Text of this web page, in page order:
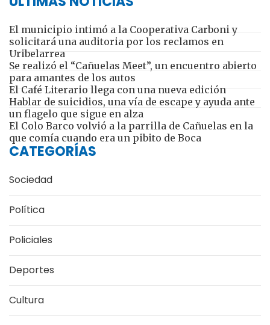
El municipio intimó a la Cooperativa Carboni y
solicitará una auditoria por los reclamos en
Uribelarrea
Se realizó el “Cañuelas Meet”, un encuentro abierto
para amantes de los autos
El Café Literario llega con una nueva edición
Hablar de suicidios, una vía de escape y ayuda ante
un flagelo que sigue en alza
El Colo Barco volvió a la parrilla de Cañuelas en la
que comía cuando era un pibito de Boca
CATEGORÍAS
Sociedad
Política
Policiales
Deportes
Cultura